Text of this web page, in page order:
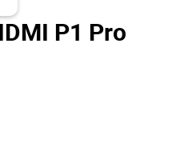
P1 Pro